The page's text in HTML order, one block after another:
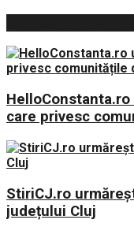
care privesc
StiriCJ.ro
județului Cluj